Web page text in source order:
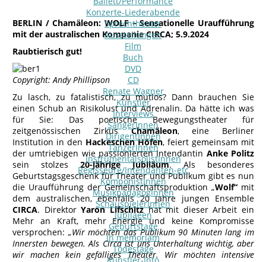
Konzerte-Liederabende
Sprechtheater
Ausstellungen
Film
Buch
DVD
CD
Renate Wagner
Künstler
Interviews
SängerInnen
DirigentInnen
TänzerInnen
InstrumentalsolistInnen
Regisseure/Intendanten-etc
KomponistInnen
MusikpädagogInnen
SchauspielerInnen
Jubilaeen
Geburtstage
In memoriam
Todestage
BERLIN / Chamäleon: WOLF – Sensationelle Uraufführung
mit der australischen Kompanie CIRCA; 5.9.2024
Raubtierisch gut!
Copyright: Andy Phillipson
Zu lasch, zu fatalistisch, zu mutlos? Dann brauchen Sie
einen Schub an Risikolust und Adrenalin. Da hätte ich was
für Sie: Das poetische Bewegungstheater für
zeitgenössischen ZirkusChamäleon, eine Berliner
Institution in den Hackeschen Höfen, feiert gemeinsam mit
der umtriebigen wie passionierten Intendantin Anke Politz
sein stolzes20-jährige Jubiläum. Als besonderes
Geburtstagsgeschenk für Theater und Publikum gibt es nun
die Uraufführung der Gemeinschaftsproduktion „Wolf“ mit
dem australischen, ebenfalls 20 Jahre jungen Ensemble
CIRCA. DirektorYaron Lifschitzhat mit dieser Arbeit ein
Mehr an Kraft, mehr Energie und keine Kompromisse
versprochen: „Wir möchten das Publikum 90 Minuten lang im
Innersten bewegen. Als Circa ist uns Unterhaltung wichtig, aber
wir machen kein gefälliges Theater. Wir möchten intensive